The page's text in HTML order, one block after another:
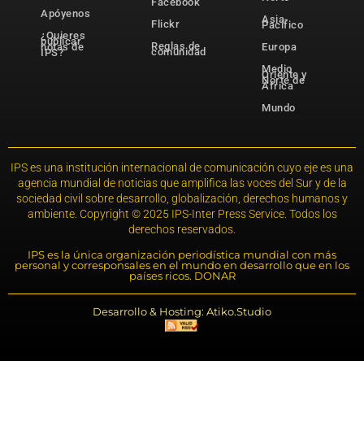
Apóyenos
¿Quieres
publicar
notas de
IPS?
Flickr
Reglas de
comunidad
Asia-
Pacífico
Europa
Medio
Oriente y
Norte de
África
Mundo
IPS es una institución internacional de comunicación cuyo eje es una
agencia mundial de noticias que amplifica las voces del Sur y de la
sociedad civil sobre desarrollo, globalización, derechos humanos y
ambiente. Copyright © 2025 IPS-Inter Press Service. Todos los
derechos reservados.
IPS es la única organización periodística mundial con más
personal y corresponsales en el mundo en desarrollo que en los
países ricos. DONAR
Desarrollo & Hosting: Atiko.Studio